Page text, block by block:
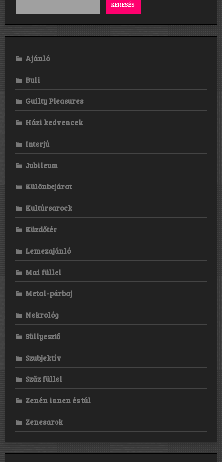
KERESÉS
Ajánló
Buli
Guilty Pleasures
Házi kedvencek
Interjú
Jubileum
Különbejárat
Kultúrsarock
Küzdőtér
Lemezajánló
Mai füllel
Metal-párbaj
Nekrológ
Süllyesztő
Szubjektív
Szűz füllel
Zenén innen és túl
Zenesarok